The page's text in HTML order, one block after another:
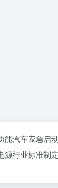
能汽车应急启
行业标准制